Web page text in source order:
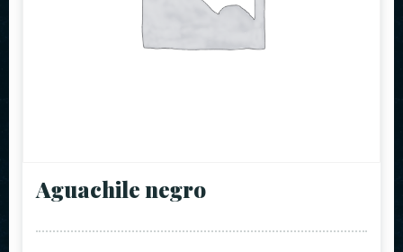
Aguachile negro